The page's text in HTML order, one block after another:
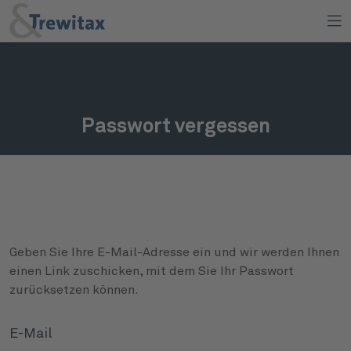
Passwort vergessen
Geben Sie Ihre E-Mail-Adresse ein und wir werden Ihnen
einen Link zuschicken, mit dem Sie Ihr Passwort
zurücksetzen können.
E-Mail